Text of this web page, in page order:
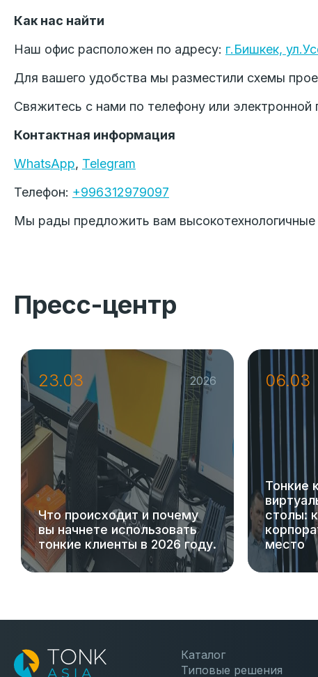
Как нас найти
Наш офис расположен по адресу: г.Бишкек,
Для вашего удобства мы разместили схемы
Свяжитесь с нами по телефону или электронной
Контактная информация
WhatsApp, Telegram
Телефон: +996312979097
Мы рады предложить вам
Пресс-центр
23.03 2026
Что происходит и почему
вы начнете использовать
тонкие клиенты в 2026 году.
06.03
Тонкие
столы:
место
Каталог
Типовые решения